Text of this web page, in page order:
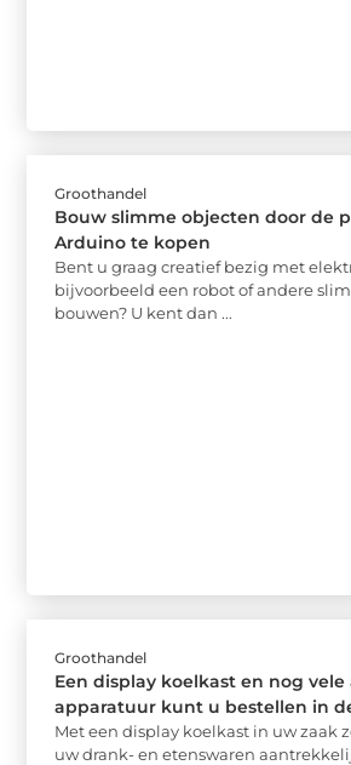
Groothandel
Bouw slimme objecten door de
Arduino te kopen
Bent u graag creatief bezig met
bijvoorbeeld een robot of andere
bouwen? U kent dan ...
Groothandel
Een display koelkast en nog
apparatuur kunt u bestellen in
Met een display koelkast in uw zaak
uw drank- en etenswaren